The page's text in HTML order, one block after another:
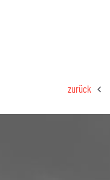
zurück